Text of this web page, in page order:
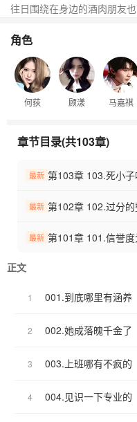
往日围绕在身边的酒肉朋友
下，她蜕变为万众瞩目的超
游2》。不过也没白来，在
则真正把她当成朋友的人，
就在她即将还清所有债务
切，都是父亲为揪出公司
【马嘉祺】性子温润沉稳，
世不恭表象下脆弱本质的人。
【丁程鑫】情商高又腹黑，
处间慢慢生出默契。
【宋亚轩】性格单纯又纯粹
弟”，彼此治愈。
【刘耀文】热血直率，起初
惺相惜的伙伴。
安全感。
到对方的点。
互宠组合。
角色
何荻 顾漾 马嘉祺
章节目录(共103章)
最新 第103章 103.死小子
最新 第102章 102.过分的
最新 第101章 101.信誉
正文
1 001.到底哪里有涵养
2 002.她成落魄千金了
3 003.上班哪有不疯的
4 004.见识一下专业的